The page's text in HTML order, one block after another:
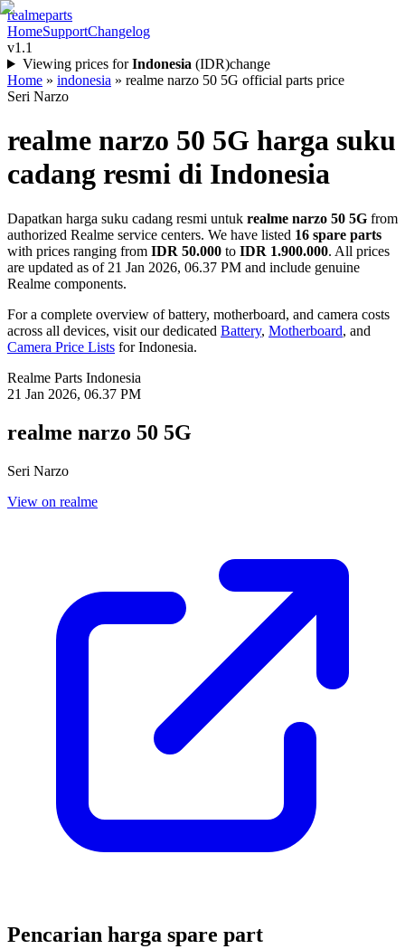
realmeparts
HomeSupportChangelog
v1.1
Viewing prices for Indonesia (IDR)change
Home » indonesia » realme narzo 50 5G official parts price
Seri Narzo
realme narzo 50 5G harga suku
cadang resmi di Indonesia
Dapatkan harga suku cadang resmi untuk realme narzo 50 5G from
authorized Realme service centers. We have listed 16 spare parts
with prices ranging from IDR 50.000 to IDR 1.900.000. All prices
are updated as of 21 Jan 2026, 06.37 PM and include genuine
Realme components.
For a complete overview of battery, motherboard, and camera costs
across all devices, visit our dedicated Battery, Motherboard, and
Camera Price Lists forIndonesia.
Realme Parts Indonesia
21 Jan 2026, 06.37 PM
realme narzo 50 5G
Seri Narzo
View on realme
Pencarian harga spare part